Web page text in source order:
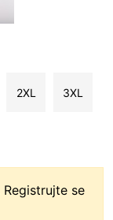
2XL 3XL
Registrujte se